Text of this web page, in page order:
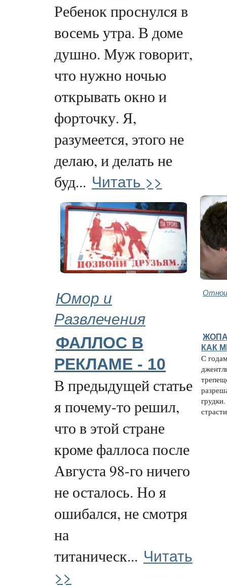
Ребенок проснулся в
восемь утра. В доме
душно. Муж говорит,
что нужно ночью
открывать окно и
форточку. Я,
разумеется, этого не
делаю, и делать не
буд... Читать >>
Юмор и
Развлечения
ФАЛЛОС В
РЕКЛАМЕ - 10
В предыдущей статье
я почему-то решил,
что в этой стране
кроме фаллоса после
Августа 98-го ничего
не осталось. Но я
ошибался, не смотря
на
титаническ... Читать
>>
КАК
С